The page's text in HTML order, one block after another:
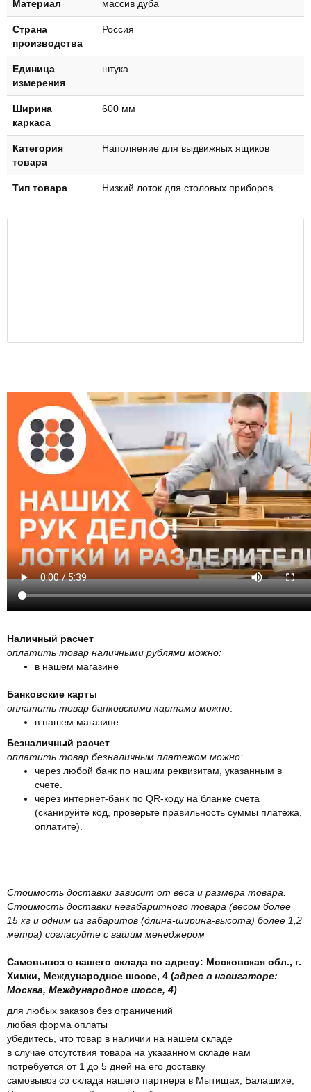
Материал массив дуба
Страна
производства
Россия
Единица
измерения
штука
Ширина
каркаса
600 мм
Категория
товара
Наполнение для выдвижных ящиков
Тип товара Низкий лоток для столовых приборов
Наличный расчет
оплатить товар наличными рублями можно:
в нашем магазине
Банковские карты
оплатить товар банковскими картами можно:
в нашем магазине
Безналичный расчет
оплатить товар безналичным платежом можно:
через любой банк по нашим реквизитам, указанным в
счете.
через интернет-банк по QR-коду на бланке счета
(сканируйте код, проверьте правильность суммы платежа,
оплатите).
Стоимость доставки зависит от веса и размера товара.
Стоимость доставки негабаритного товара (весом более
15 кг и одним из габаритов (длина-ширина-высота) более 1,2
метра) согласуйте с вашим менеджером
Самовывоз с нашего склада по адресу: Московская обл., г.
Химки, Международное шоссе, 4 (адрес в навигаторе:
Москва, Международное шоссе, 4)
для любых заказов без ограничений
любая форма оплаты
убедитесь, что товар в наличии на нашем складе
в случае отсутствия товара на указанном складе нам
потребуется от 1 до 5 дней на его доставку
самовывоз со склада нашего партнера в Мытищах, Балашихе,